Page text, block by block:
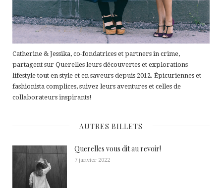
Catherine & Jessika, co-fondatrices et partners in crime,
partagent sur Querelles leurs découvertes et explorations
lifestyle tout en style et en saveurs depuis 2012. Épicuriennes et
fashionista complices, suivez leurs aventures et celles de
collaborateurs inspirants!
AUTRES BILLETS
Querelles vous dit au revoir!
7 janvier 2022